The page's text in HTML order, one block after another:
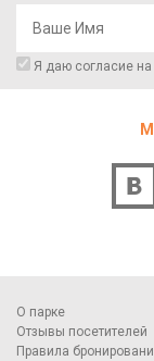
Я даю согласие на
О парке
Отзывы посетителей
Правила